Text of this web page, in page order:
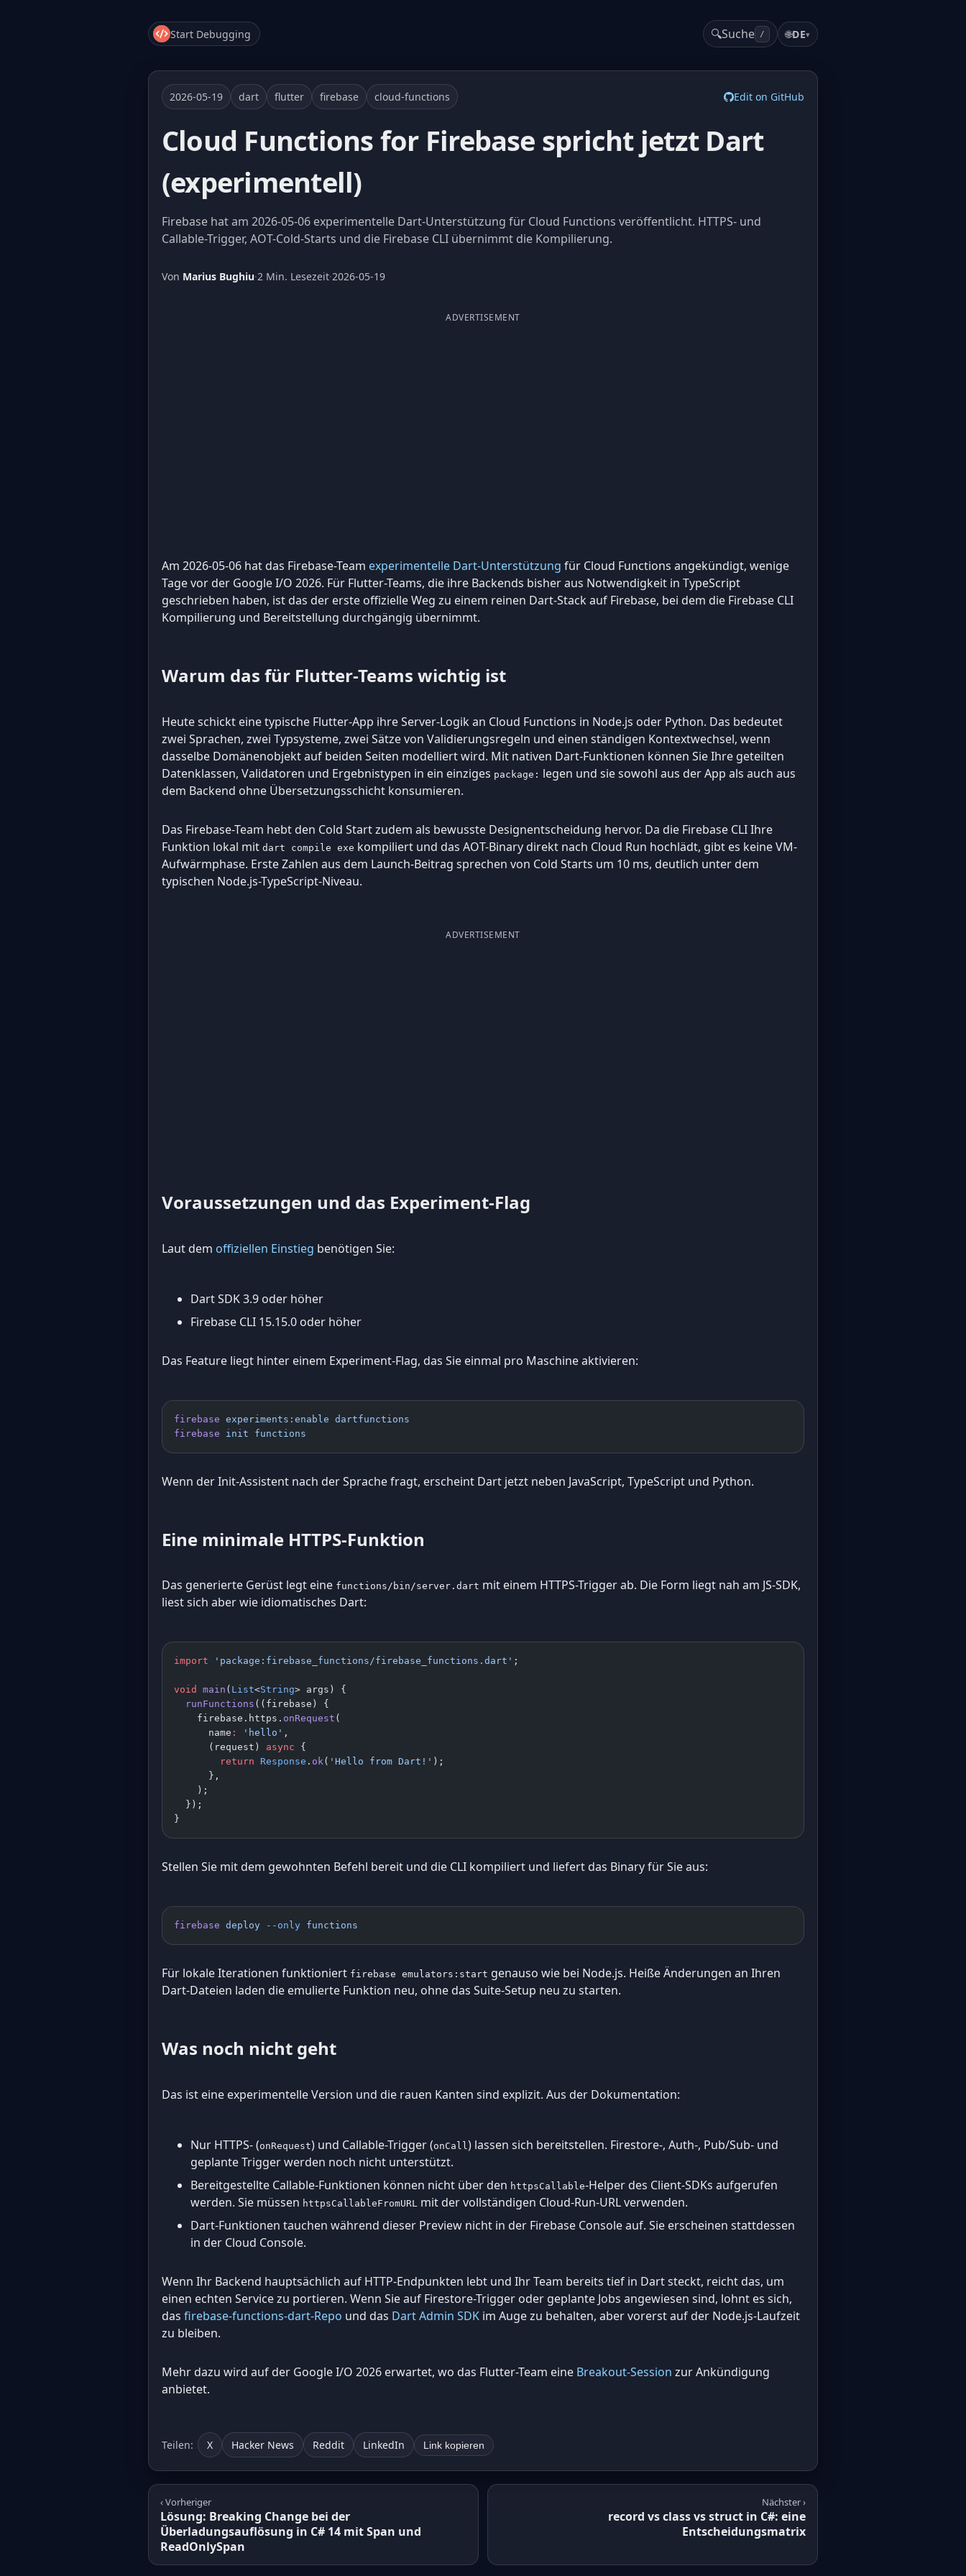
Start Debugging 🔍Suche / 🌐DE▾
2026-05-19 dart flutter firebase cloud-functions Edit on GitHub
Cloud Functions for Firebase spricht jetzt Dart
(experimentell)
Firebase hat am 2026-05-06 experimentelle Dart-Unterstützung für Cloud Functions veröffentlicht. HTTPS- und
Callable-Trigger, AOT-Cold-Starts und die Firebase CLI übernimmt die Kompilierung.
Von Marius Bughiu·2 Min. Lesezeit·2026-05-19
ADVERTISEMENT
Am 2026-05-06 hat das Firebase-Team experimentelle Dart-Unterstützung für Cloud Functions angekündigt, wenige
Tage vor der Google I/O 2026. Für Flutter-Teams, die ihre Backends bisher aus Notwendigkeit in TypeScript
geschrieben haben, ist das der erste offizielle Weg zu einem reinen Dart-Stack auf Firebase, bei dem die Firebase CLI
Kompilierung und Bereitstellung durchgängig übernimmt.
Warum das für Flutter-Teams wichtig ist
Heute schickt eine typische Flutter-App ihre Server-Logik an Cloud Functions in Node.js oder Python. Das bedeutet
zwei Sprachen, zwei Typsysteme, zwei Sätze von Validierungsregeln und einen ständigen Kontextwechsel, wenn
dasselbe Domänenobjekt auf beiden Seiten modelliert wird. Mit nativen Dart-Funktionen können Sie Ihre geteilten
Datenklassen, Validatoren und Ergebnistypen in ein einziges package: legen und sie sowohl aus der App als auch aus
dem Backend ohne Übersetzungsschicht konsumieren.
Das Firebase-Team hebt den Cold Start zudem als bewusste Designentscheidung hervor. Da die Firebase CLI Ihre
Funktion lokal mit dart compile exe kompiliert und das AOT-Binary direkt nach Cloud Run hochlädt, gibt es keine VM-
Aufwärmphase. Erste Zahlen aus dem Launch-Beitrag sprechen von Cold Starts um 10 ms, deutlich unter dem
typischen Node.js-TypeScript-Niveau.
ADVERTISEMENT
Voraussetzungen und das Experiment-Flag
Laut dem offiziellen Einstieg benötigen Sie:
Dart SDK 3.9 oder höher
Firebase CLI 15.15.0 oder höher
Das Feature liegt hinter einem Experiment-Flag, das Sie einmal pro Maschine aktivieren:
firebase experiments:enable dartfunctions
firebase init functions
Wenn der Init-Assistent nach der Sprache fragt, erscheint Dart jetzt neben JavaScript, TypeScript und Python.
Eine minimale HTTPS-Funktion
Das generierte Gerüst legt eine functions/bin/server.dart mit einem HTTPS-Trigger ab. Die Form liegt nah am JS-SDK,
liest sich aber wie idiomatisches Dart:
import 'package:firebase_functions/firebase_functions.dart' ;
void main ( List<String> args) {
  runFunctions
((firebase) {
    firebase.https.
onRequest (
      name
: 'hello' ,
      (request)
async {
        return
Response . ok( 'Hello from Dart!' );
      },
    );
  });
}
Stellen Sie mit dem gewohnten Befehl bereit und die CLI kompiliert und liefert das Binary für Sie aus:
firebase deploy --only functions
Für lokale Iterationen funktioniert firebase emulators:start genauso wie bei Node.js. Heiße Änderungen an Ihren
Dart-Dateien laden die emulierte Funktion neu, ohne das Suite-Setup neu zu starten.
Was noch nicht geht
Das ist eine experimentelle Version und die rauen Kanten sind explizit. Aus der Dokumentation:
Nur HTTPS- (onRequest) und Callable-Trigger (onCall) lassen sich bereitstellen. Firestore-, Auth-, Pub/Sub- und
geplante Trigger werden noch nicht unterstützt.
Bereitgestellte Callable-Funktionen können nicht über den httpsCallable-Helper des Client-SDKs aufgerufen
werden. Sie müssen httpsCallableFromURL mit der vollständigen Cloud-Run-URL verwenden.
Dart-Funktionen tauchen während dieser Preview nicht in der Firebase Console auf. Sie erscheinen stattdessen
in der Cloud Console.
Wenn Ihr Backend hauptsächlich auf HTTP-Endpunkten lebt und Ihr Team bereits tief in Dart steckt, reicht das, um
einen echten Service zu portieren. Wenn Sie auf Firestore-Trigger oder geplante Jobs angewiesen sind, lohnt es sich,
das firebase-functions-dart-Repo und das Dart Admin SDK im Auge zu behalten, aber vorerst auf der Node.js-Laufzeit
zu bleiben.
Mehr dazu wird auf der Google I/O 2026 erwartet, wo das Flutter-Team eine Breakout-Session zur Ankündigung
anbietet.
Teilen: X Hacker News Reddit LinkedIn Link kopieren
‹ Vorheriger
Lösung: Breaking Change bei der
Überladungsauflösung in C# 14 mit Span und
ReadOnlySpan
Nächster ›
record vs class vs struct in C#: eine
Entscheidungsmatrix